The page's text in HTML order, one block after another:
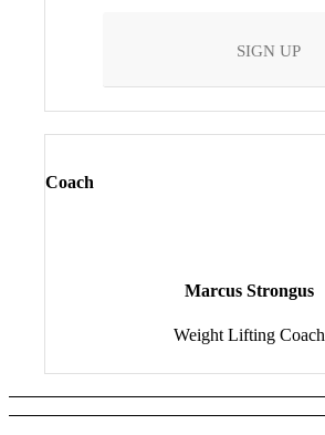
SIGN UP
Coach
Marcus Strongus
Weight Lifting Coach